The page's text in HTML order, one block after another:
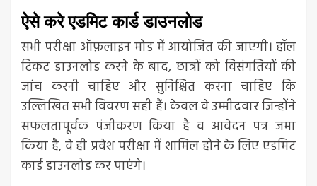
ऐसे करे एडमिट कार्ड डाउनलोड
सभी परीक्षा ऑफ़लाइन मोड में आयोजित की जाएगी। हॉल
टिकट डाउनलोड करने के बाद, छात्रों को विसंगतियों की
जांच करनी चाहिए और सुनिश्चित करना चाहिए कि
उल्लिखित सभी विवरण सही हैं। केवल वे उम्मीदवार जिन्होंने
सफलतापूर्वक पंजीकरण किया है व आवेदन पत्र जमा
किया है, वे ही प्रवेश परीक्षा में शामिल होने के लिए एडमिट
कार्ड डाउनलोड कर पाएंगे।